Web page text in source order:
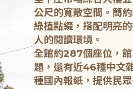
公尺的寬敞空間。簡
綠植點綴，搭配明亮
人的閱讀環境。
全館約287個座位，
題，還有近46種中文
種國內報紙，提供民